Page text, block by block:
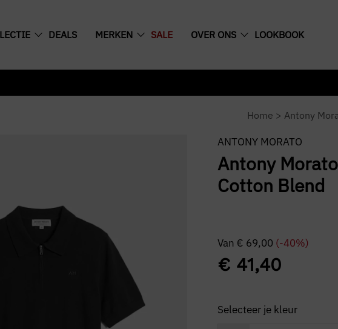
DEALS MERKEN SALE OVER ONS LOOKBOOK
Home > Antony
ANTONY MORATO
Antony
Cotton Blend
Van € 69,00 (-40%)
€41,40
Selecteer je kleur